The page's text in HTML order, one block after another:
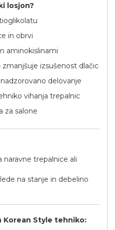
losjon?
in obrvi
aminokislinami
izsušenost dlačic
delovanje
vihanja trepalnic
za salone
trepalnice ali
na stanje in debelino
Korean Style tehniko: